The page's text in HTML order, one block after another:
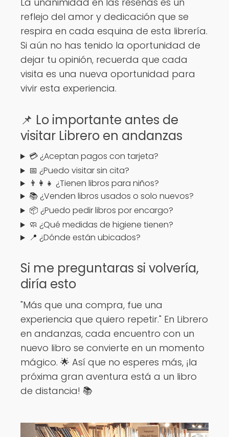
reflejo del amor y dedicación que se
respira en cada esquina de esta librería.
Si aún no has tenido la oportunidad de
dejar tu opinión, recuerda que cada
visita es una nueva oportunidad para
vivir esta experiencia.
📌 Lo importante antes de
visitar Librero en andanzas
💳 ¿Aceptan pagos con tarjeta?
📅 ¿Puedo visitar sin cita?
👨‍👩‍👧 ¿Tienen libros para niños?
📚 ¿Venden libros usados o solo nuevos?
📦 ¿Puedo pedir libros por encargo?
🧼 ¿Qué medidas de higiene tienen?
📍 ¿Dónde están ubicados?
Si me preguntaras si volvería,
diría esto
"Más que una compra, fue una
experiencia que quiero repetir." En Librero
en andanzas, cada encuentro con un
nuevo libro se convierte en un momento
mágico. 🌟 Así que no esperes más, ¡la
próxima gran aventura está a un libro
de distancia! 📚